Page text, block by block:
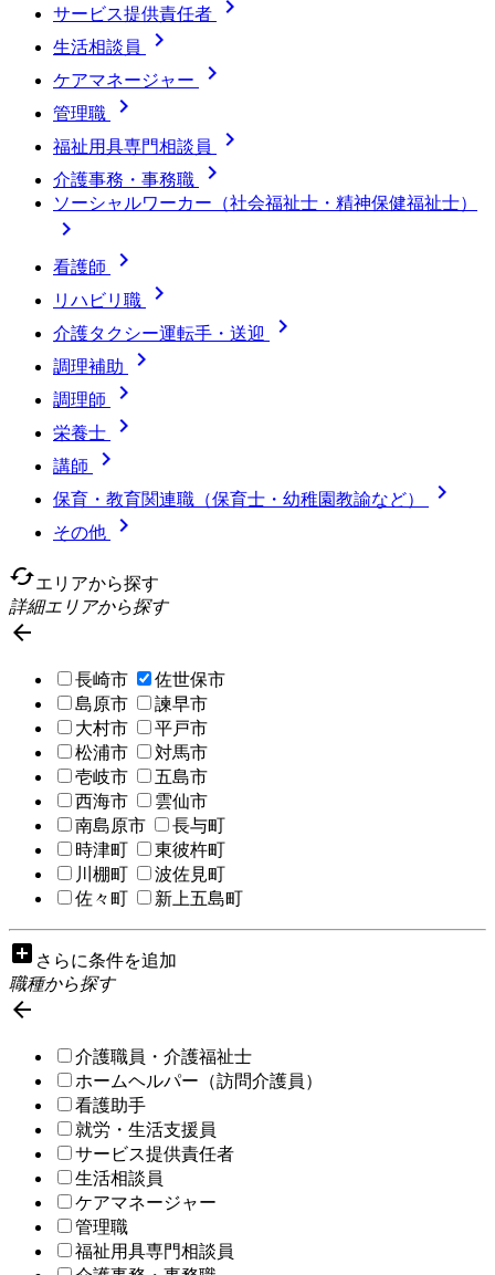
サービス提供責任者 
生活相談員 
ケアマネージャー 
管理職 
福祉用具専門相談員 
介護事務・事務職 
ソーシャルワーカー（社会福祉士・精神保健福祉士）

看護師 
リハビリ職 
介護タクシー運転手・送迎 
調理補助 
調理師 
栄養士 
講師 
保育・教育関連職（保育士・幼稚園教諭など） 
その他

cachedエリアから探す
詳細エリアから探す

長崎市
佐世保市
島原市
諫早市
大村市
平戸市
松浦市
対馬市
壱岐市
五島市
西海市
雲仙市
南島原市
長与町
時津町
東彼杵町
川棚町
波佐見町
佐々町
新上五島町
add_box さらに条件を追加
職種から探す

介護職員・介護福祉士
ホームヘルパー（訪問介護員）
看護助手
就労・生活支援員
サービス提供責任者
生活相談員
ケアマネージャー
管理職
福祉用具専門相談員